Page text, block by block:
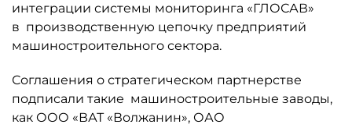
интеграции системы мониторинга «ГЛОСАВ»
в производственную цепочку предприятий
машиностроительного сектора.
Соглашения о стратегическом партнерстве
подписали такие машиностроительные заводы,
как ООО «ВАТ «Волжанин», ОАО